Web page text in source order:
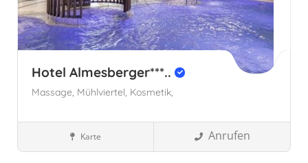
Hotel Almesberger***..
Massage, Mühlviertel, Kosmetik,
WellnesshotelsKarte Anrufen